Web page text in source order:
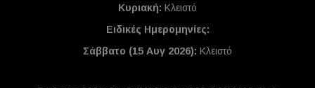
Κυριακή: Κλειστό
Ειδικές Ημερομηνίες:
Σάββατο (15 Αυγ 2026): Κλειστό